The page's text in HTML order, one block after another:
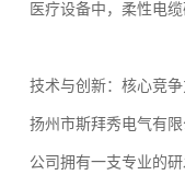
医疗设备中，柔性电
技术与创新：核心竞争
扬州市斯拜秀电气有
公司拥有一支专业的